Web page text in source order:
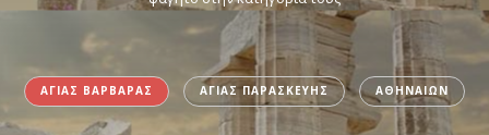
ΑΓΙΑΣ ΒΑΡΒΑΡΑΣ ΑΓΙΑΣ ΠΑΡΑΣΚΕΥΗΣ ΑΘΗΝΑΙΩΝ